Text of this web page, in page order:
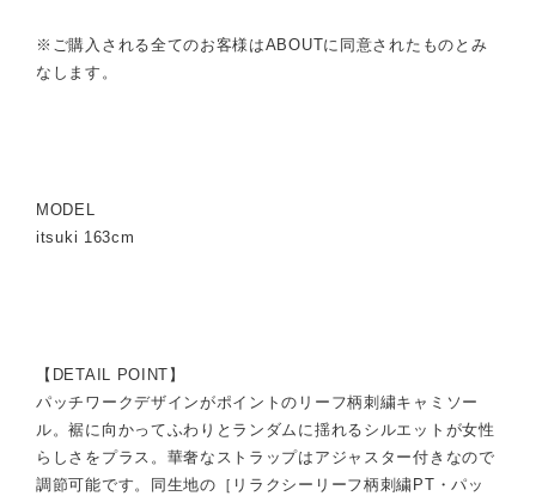
※ご購入される全てのお客様はABOUTに同意されたものとみ
なします。
MODEL
itsuki 163cm
【DETAIL POINT】
パッチワークデザインがポイントのリーフ柄刺繍キャミソー
ル。裾に向かってふわりとランダムに揺れるシルエットが女性
らしさをプラス。華奢なストラップはアジャスター付きなので
調節可能です。同生地の［リラクシーリーフ柄刺繍PT・パッ